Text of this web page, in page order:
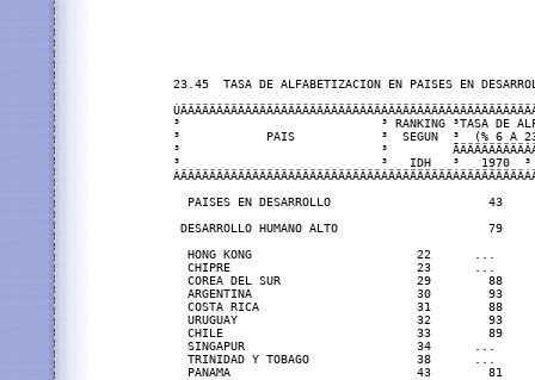
23.45  TASA DE ALFABETIZACION EN PAISES EN
³                            ³ RANKING ³TASA DE
³            PAIS            ³  SEGUN  ³  (% 6 A 23
³                            ³
³                            ³   IDH   ³   1970  ³
PAISES EN DESARROLLO                      43
DESARROLLO HUMANO ALTO
HONG KONG                       22      ...
CHIPRE                          23
COREA DEL SUR                   29        88
ARGENTINA                       30        93
COSTA RICA                      31        88
URUGUAY                         32        93
CHILE                           33        89
SINGAPUR                        34      ...
TRINIDAD Y TOBAGO               38      ...
PANAMA                          43        81